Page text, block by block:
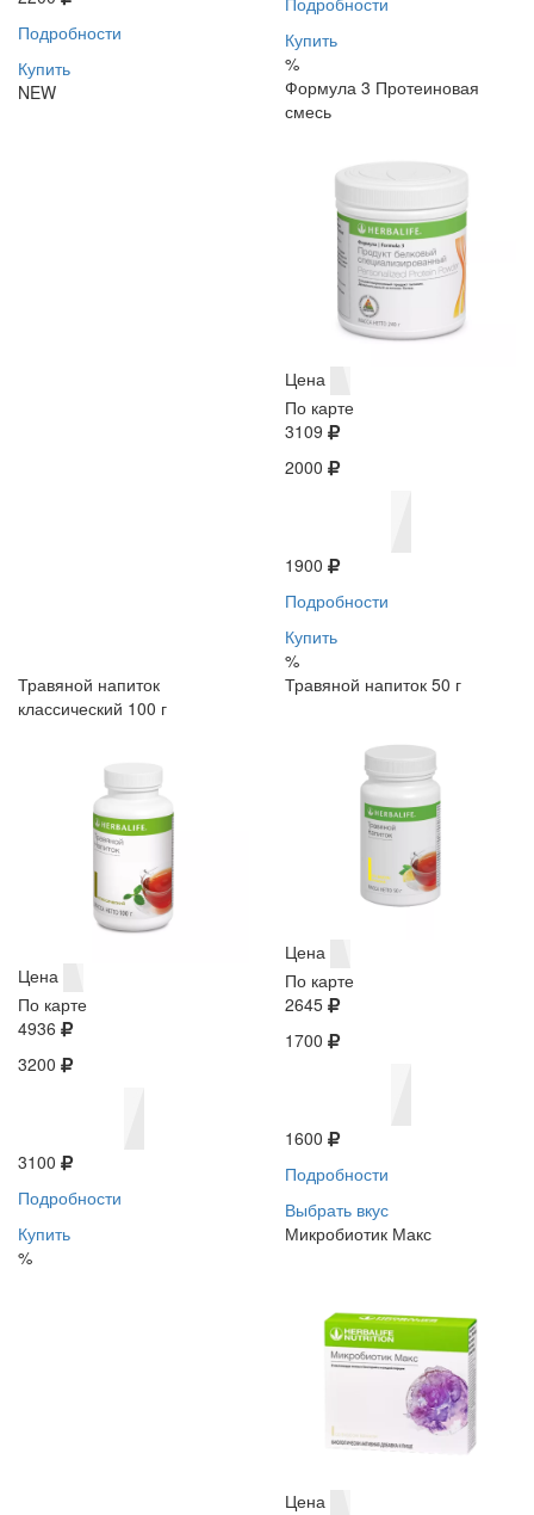
Подробности
Купить
NEW
Купить
%
Формула 3 Протеиновая
смесь
Цена
По карте
3109
2000
1900
Подробности
Купить
%
Травяной напиток
классический 100 г
Цена
По карте
4936
3200
3100
Подробности
Купить
%
Травяной напиток 50 г
Цена
По карте
2645
1700
1600
Подробности
Выбрать вкус
Микробиотик Макс
Цена